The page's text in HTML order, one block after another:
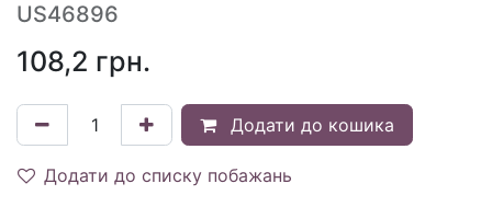
US46896
108,2 грн.
Додати до кошика
Додати до списку побажань